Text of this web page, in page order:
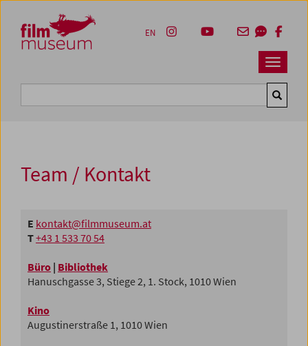
Zum Inhalt
Zum Hauptmenü
Zur Servicenavigation
Zum Suche
Navbar
EN
Team / Kontakt
E kontakt@filmmuseum.at
T+43 1 533 70 54
Büro | Bibliothek
Hanuschgasse 3, Stiege 2, 1. Stock, 1010 Wien
Kino
Augustinerstraße 1, 1010 Wien